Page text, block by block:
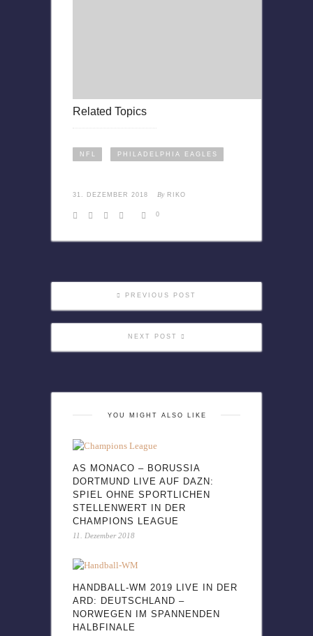
Related Topics
NFL PHILADELPHIA EAGLES
31. DEZEMBER 2018 By RIKO
0
PREVIOUS POST
NEXT POST
YOU MIGHT ALSO LIKE
AS MONACO – BORUSSIA
DORTMUND LIVE AUF DAZN:
SPIEL OHNE SPORTLICHEN
STELLENWERT IN DER
CHAMPIONS LEAGUE
11. Dezember 2018
HANDBALL-WM 2019 LIVE IN DER
ARD: DEUTSCHLAND –
NORWEGEN IM SPANNENDEN
HALBFINALE